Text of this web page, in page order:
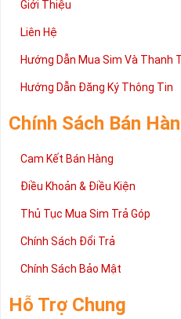
Giới Thiệu
Liên Hệ
Hướng Dẫn Mua Sim Và Thanh
Hướng Dẫn Đăng Ký Thông Tin
Chính Sách Bán
Cam Kết Bán Hàng
Điều Khoản & Điều Kiện
Thủ Tục Mua Sim Trả Góp
Chính Sách Đổi Trả
Chính Sách Bảo Mật
Hỗ Trợ Chung